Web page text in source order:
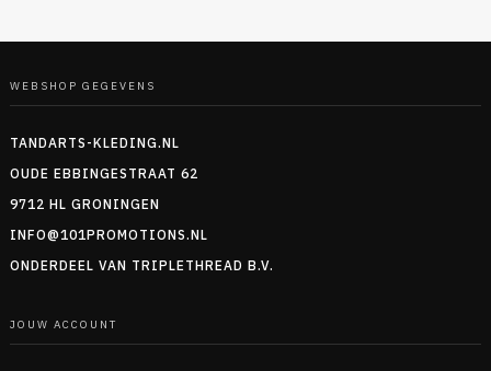
WEBSHOP GEGEVENS
TANDARTS-KLEDING.NL
OUDE EBBINGESTRAAT 62
9712 HL GRONINGEN
INFO@101PROMOTIONS.NL
ONDERDEEL VAN TRIPLETHREAD B.V.
JOUW ACCOUNT